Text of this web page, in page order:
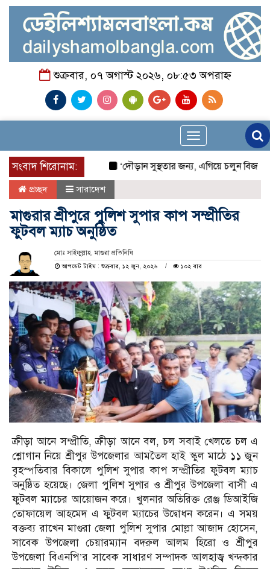
শুক্রবার, ০৭ অগাস্ট ২০২৬, ০৮:৫৩ অপরাহ্ন
Toggle
navigation
সংবাদ শিরোনাম:
‘দৌড়ান সুস্থতার জন্য, এগিয়ে চলুন বিজয়ের
প্রচ্ছদ সারাদেশ
মাগুরার শ্রীপুরে পুলিশ সুপার কাপ সম্প্রীতির
ফুটবল ম্যাচ অনুষ্ঠিত
মোঃ সাইফুল্লাহ, মাগুরা প্রতিনিধি
আপডেট টাইম : শুক্রবার, ১২ জুন, ২০২৬
১০২ বার
ক্রীড়া আনে সম্প্রীতি, ক্রীড়া আনে বল, চল সবাই খেলতে চল এ
শ্লোগান নিয়ে শ্রীপুর উপজেলার আমতৈল হাই স্কুল মাঠে ১১ জুন
বৃহস্পতিবার বিকালে পুলিশ সুপার কাপ সম্প্রীতির ফুটবল ম্যাচ
অনুষ্ঠিত হয়েছে। জেলা পুলিশ সুপার ও শ্রীপুর উপজেলা বাসী এ
ফুটবল ম্যাচের আয়োজন করে। খুলনার অতিরিক্ত রেঞ্জ ডিআইজি
তোফায়েল আহমেদ এ ফুটবল ম্যাচের উদ্বোধন করেন। এ সময়
বক্তব্য রাখেন মাগুরা জেলা পুলিশ সুপার মোল্লা আজাদ হোসেন,
সাবেক উপজেলা চেয়ারম্যান বদরুল আলম হিরো ও শ্রীপুর
উপজেলা বিএনপি’র সাবেক সাধারণ সম্পাদক আলহাজ্ব খন্দকার